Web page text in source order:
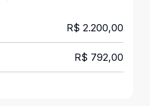
R$ 2.200,00
R$ 792,00